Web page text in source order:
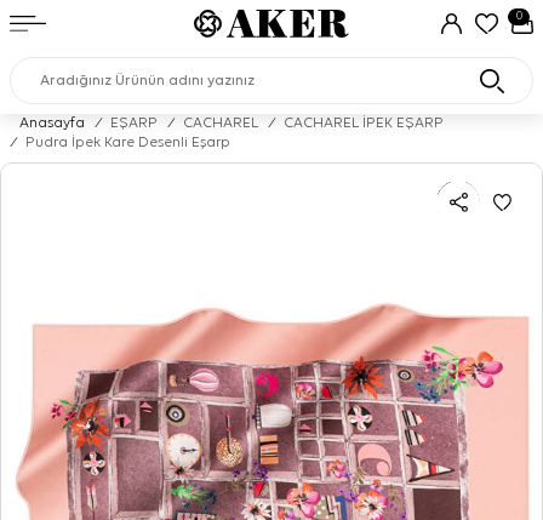
0
Anasayfa / EŞARP / CACHAREL /
CACHAREL İPEK EŞARP
/
Pudra İpek Kare Desenli Eşarp